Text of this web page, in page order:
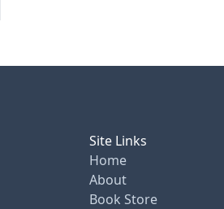
Site Links
Home
About
Book Store